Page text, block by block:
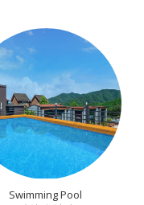
Swimming Pool